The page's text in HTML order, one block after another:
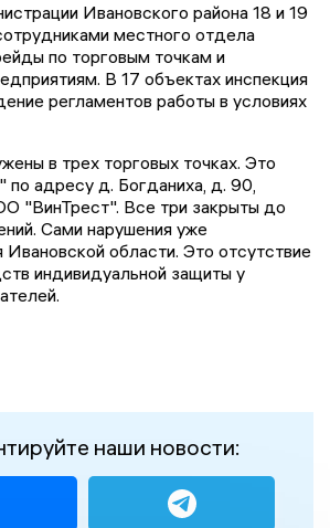
Ивановского района 18 и 19
местного отдела
по торговым точкам и
В 17 объектах инспекция
регламентов работы в условиях
в трех торговых точках. Это
по адресу д. Богданиха, д. 90,
"ВинТрест". Все три закрыты до
Сами нарушения уже
Ивановской области. Это отсутствие
индивидуальной защиты у
наши новости: